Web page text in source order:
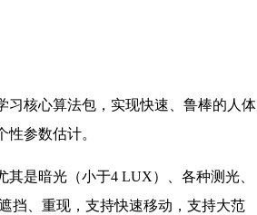
习核心算法包，实现快速、鲁棒的人体
参数估计。
是暗光（小于4 LUX）、各种测光、
挡、重现，支持快速移动，支持大范